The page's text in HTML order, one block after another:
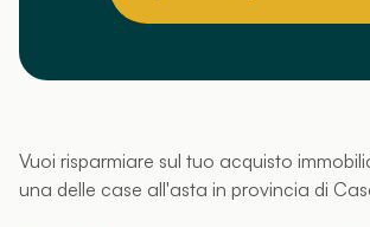
Vuoi risparmiare sul tuo acquisto
una delle case all'asta in provincia di